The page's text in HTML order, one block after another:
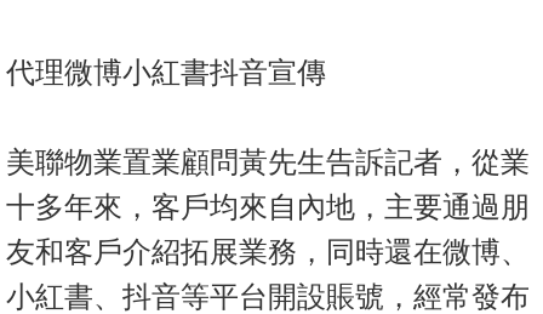
代理微博小紅書抖音宣傳
美聯物業置業顧問黃先生告訴記者，從業
十多年來，客戶均來自內地，主要通過朋
友和客戶介紹拓展業務，同時還在微博、
小紅書、抖音等平台開設賬號，經常發布